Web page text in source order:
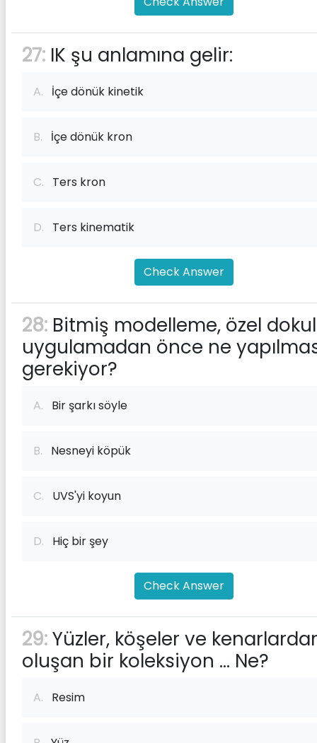
27: IK şu anlamına gelir:
A. İçe dönük kinetik
B. İçe dönük kron
C. Ters kron
D. Ters kinematik
Check Answer
28: Bitmiş modelleme, özel
uygulamadan önce ne
gerekiyor?
A. Bir şarkı söyle
B. Nesneyi köpük
C. UVS'yi koyun
D. Hiç bir şey
Check Answer
29:Yüzler, köşeler ve
oluşan bir koleksiyon ... Ne?
A. Resim